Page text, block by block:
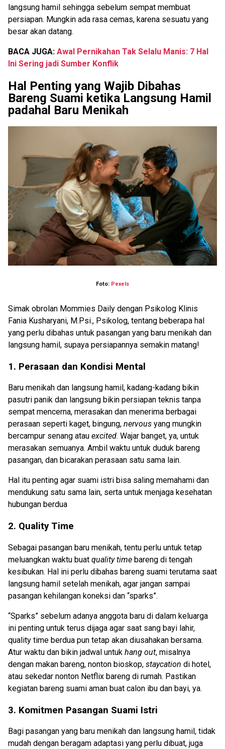
langsung hamil sehingga sebelum sempat membuat
persiapan. Mungkin ada rasa cemas, karena sesuatu yang
besar akan datang.
BACA JUGA: Awal Pernikahan Tak Selalu Manis: 7 Hal
Ini Sering jadi Sumber Konflik
Hal Penting yang Wajib Dibahas
Bareng Suami ketika Langsung Hamil
padahal Baru Menikah
Foto: Pexels
Simak obrolan Mommies Daily dengan Psikolog Klinis
Fania Kusharyani, M.Psi., Psikolog, tentang beberapa hal
yang perlu dibahas untuk pasangan yang baru menikah dan
langsung hamil, supaya persiapannya semakin matang!
1. Perasaan dan Kondisi Mental
Baru menikah dan langsung hamil, kadang-kadang bikin
pasutri panik dan langsung bikin persiapan teknis tanpa
sempat mencerna, merasakan dan menerima berbagai
perasaan seperti kaget, bingung, nervous yang mungkin
bercampur senang atau excited. Wajar banget, ya, untuk
merasakan semuanya. Ambil waktu untuk duduk bareng
pasangan, dan bicarakan perasaan satu sama lain.
Hal itu penting agar suami istri bisa saling memahami dan
mendukung satu sama lain, serta untuk menjaga kesehatan
hubungan berdua
2. Quality Time
Sebagai pasangan baru menikah, tentu perlu untuk tetap
meluangkan waktu buat quality time bareng di tengah
kesibukan. Hal ini perlu dibahas bareng suami terutama saat
langsung hamil setelah menikah, agar jangan sampai
pasangan kehilangan koneksi dan “sparks”.
“Sparks” sebelum adanya anggota baru di dalam keluarga
ini penting untuk terus dijaga agar saat sang bayi lahir,
quality time berdua pun tetap akan diusahakan bersama.
Atur waktu dan bikin jadwal untuk hang out, misalnya
dengan makan bareng, nonton bioskop, staycation di hotel,
atau sekedar nonton Netflix bareng di rumah. Pastikan
kegiatan bareng suami aman buat calon ibu dan bayi, ya.
3. Komitmen Pasangan Suami Istri
Bagi pasangan yang baru menikah dan langsung hamil, tidak
mudah dengan beragam adaptasi yang perlu dibuat, juga